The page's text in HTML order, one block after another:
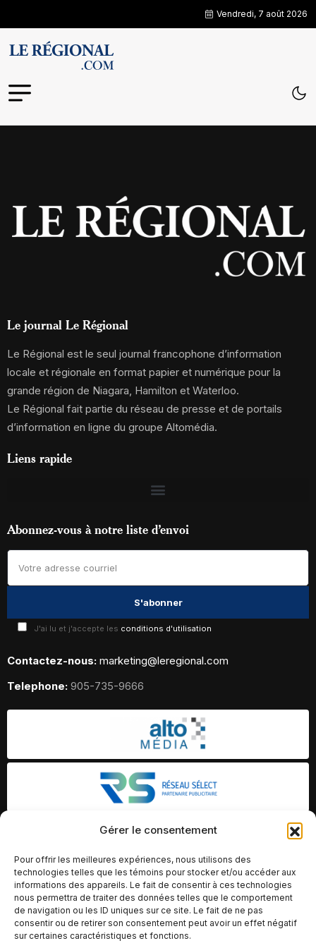
Gérer le consentement
Pour offrir les meilleures expériences, nous utilisons des
technologies telles que les témoins pour stocker et/ou accéder aux
informations des appareils. Le fait de consentir à ces technologies
nous permettra de traiter des données telles que le comportement
de navigation ou les ID uniques sur ce site. Le fait de ne pas
consentir ou de retirer son consentement peut avoir un effet négatif
sur certaines caractéristiques et fonctions.
Vendredi, 7 août 2026
Le journal Le Régional
Le Régional est le seul journal francophone d’information
locale et régionale en format papier et numérique pour la
grande région de Niagara, Hamilton et Waterloo.
Le Régional fait partie du réseau de presse et de portails
d’information en ligne du groupe Altomédia.
Liens rapide
Abonnez-vous à notre liste d’envoi
J'ai lu et j'accepte les conditions d'utilisation
Contactez-nous: marketing@leregional.com
Telephone: 905-735-9666